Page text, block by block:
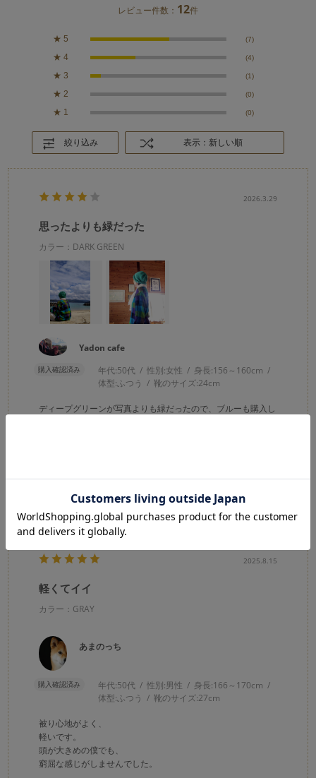
レビュー件数： 12件
★ 5 (7)
★ 4 (4)
★ 3 (1)
★ 2 (0)
★ 1 (0)
絞り込み 表示：新しい順
2026.3.29
思ったよりも緑だった
カラー：DARK GREEN
Yadon cafe
購入確認済み 年代:50代 性別:女性 身長:156～160cm
体型:ふつう 靴のサイズ:24cm
ディープグリーンが写真よりも緑だったので、ブルーも購入し
2025.8.15
軽くてイイ
カラー：GRAY
あまのっち
購入確認済み 年代:50代 性別:男性 身長:166～170cm
体型:ふつう 靴のサイズ:27cm
被り心地がよく、
軽いです。
頭が大きめの僕でも、
窮屈な感じがしませんでした。